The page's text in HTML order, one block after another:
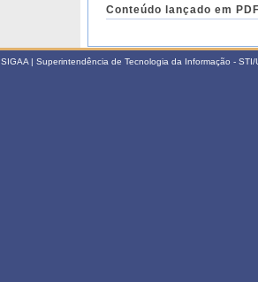
Conteúdo lançado em
SIGAA | Superintendência de Tecnologia da Informação -